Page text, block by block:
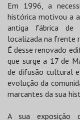
Em 1996, a
histórica motivou a
antiga fábrica de
localizada na frente
É desse renovado
que surge a 17 de
de difusão cultural
evolução da
marcantes da sua
A sua exposição